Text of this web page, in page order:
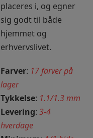
placeres i, og egner
sig godt til både
hjemmet og
erhvervslivet.
Farver: 17 farver på
lager
Tykkelse: 1.1/1.3 mm
Levering: 3-4
hverdage